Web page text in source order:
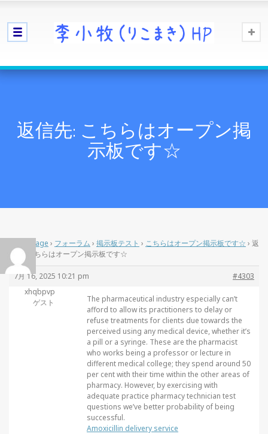
返信先: こちらはオープン掲
示板です☆
Home Page › フォーラム › 掲示板テスト › こちらはオープン掲示板です☆ › 返
信先: こちらはオープン掲示板です☆
7月 16, 2025 10:21 pm
#4303
xhqbpvp
ゲスト
The pharmaceutical industry especially can’t
afford to allow its practitioners to delay or
refuse treatments for clients due towards the
perceived using any medical device, whether it’s
a pill or a syringe. These are the pharmacist
who works being a professor or lecture in
different medical college; they spend around 50
per cent with their time within the other areas of
pharmacy. However, by exercising with
adequate practice pharmacy technician test
questions we’ve better probability of being
successful.
Amoxicillin delivery service